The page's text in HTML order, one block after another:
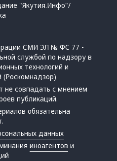
"Якутия.Инфо"/
СМИ ЭЛ № ФС 77 -
службой по надзору в
технологий и
(Роскомнадзор)
совпадать с мнением
публикаций.
обязательна
данных
иноагентов и